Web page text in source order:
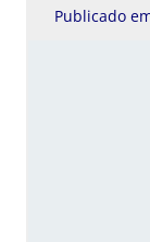
Publicado